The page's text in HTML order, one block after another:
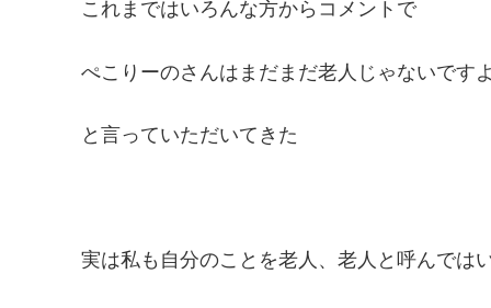
これまではいろんな方からコメントで
ぺこりーのさんはまだまだ老人じゃないですよ
と言っていただいてきた
実は私も自分のことを老人、老人と呼んでは